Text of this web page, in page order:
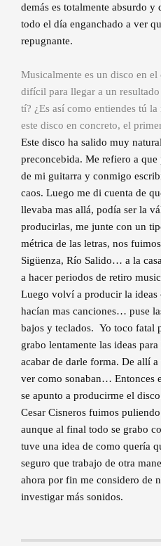
demás es totalmente absurdo
todo el día enganchado a ver
repugnante.
Musicalmente es un disco en
difícil para llegar a un
tí? ¿Es así como entiendes tú
este disco en concreto, el
Este disco ha salido muy
preconcebida. Me refiero a
de mi guitarra y conmigo
caos. Luego me di cuenta de
llevaba mas allá, podía ser la
producirlas, me junte con un
métrica de las letras, nos
Sigüenza, Río Salido… a la
a hacer periodos de retiro
Luego volví a producir la ideas
hacían mas canciones… puse
bajos y teclados. Yo toco fatal
grabo lentamente las ideas
acabar de darle forma. De allí
ver como sonaban… Entonces
se apunto a producirme el
Cesar Cisneros fuimos
aunque al final todo se grabo
tuve una idea de como quería
seguro que trabajo de otra
ahora por fin me considero de
investigar más sonidos.